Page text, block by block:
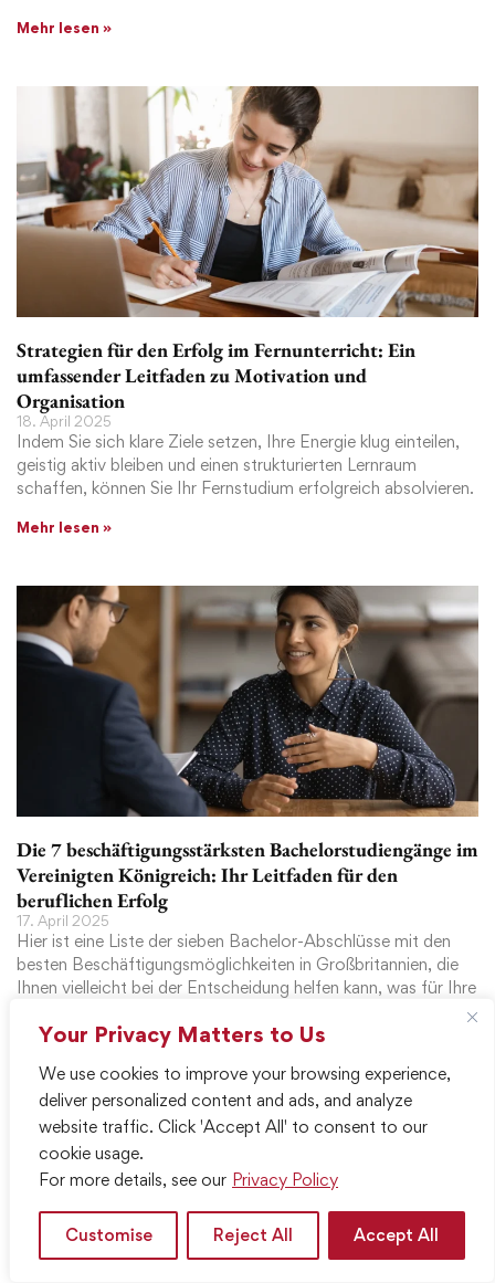
Your Privacy Matters to Us
We use cookies to improve your browsing experience,
deliver personalized content and ads, and analyze
website traffic. Click 'Accept All' to consent to our
cookie usage.
For more details, see our Privacy Policy
Customise Reject All Accept All
Mehr lesen »
Strategien für den Erfolg im Fernunterricht: Ein
umfassender Leitfaden zu Motivation und
Organisation
18. April 2025
Indem Sie sich klare Ziele setzen, Ihre Energie klug einteilen,
geistig aktiv bleiben und einen strukturierten Lernraum
schaffen, können Sie Ihr Fernstudium erfolgreich absolvieren.
Mehr lesen »
Die 7 beschäftigungsstärksten Bachelorstudiengänge im
Vereinigten Königreich: Ihr Leitfaden für den
beruflichen Erfolg
17. April 2025
Hier ist eine Liste der sieben Bachelor-Abschlüsse mit den
besten Beschäftigungsmöglichkeiten in Großbritannien, die
Ihnen vielleicht bei der Entscheidung helfen kann, was für Ihre